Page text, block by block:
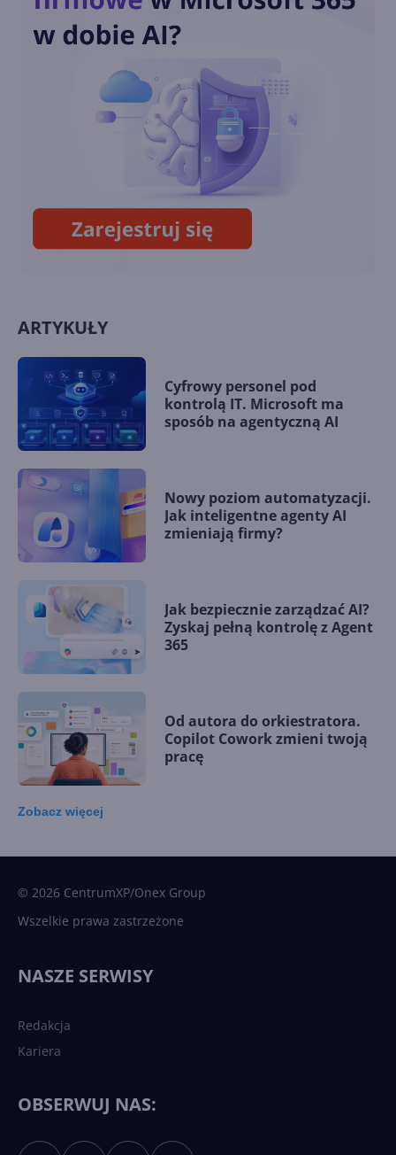
Microsoft dodaje nowe
wyszukiwanie plików w
OneDrive
Windows App ogólnodostępna
na wszystkich głównych
platformach
ARTYKUŁY
Cyfrowy personel pod
kontrolą IT. Microsoft ma
sposób na agentyczną AI
Nowy poziom automatyzacji.
Jak inteligentne agenty AI
zmieniają firmy?
Jak bezpiecznie zarządzać AI?
Zyskaj pełną kontrolę z Agent
365
Od autora do orkiestratora.
Copilot Cowork zmieni twoją
pracę
Zobacz więcej
© 2026 CentrumXP/Onex Group
Wszelkie prawa zastrzeżone
NASZE SERWISY
Redakcja
Kariera
OBSERWUJ NAS: